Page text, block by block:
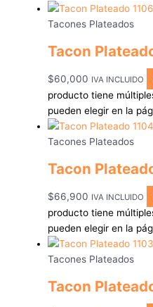
Tacones Plateados
Tacon
$60,000 IVA INCLUIDO
producto tiene
pueden elegir en la
Tacones Plateados
Tacon
$66,900 IVA INCLUIDO
producto tiene
pueden elegir en la
Tacones Plateados
Tacon